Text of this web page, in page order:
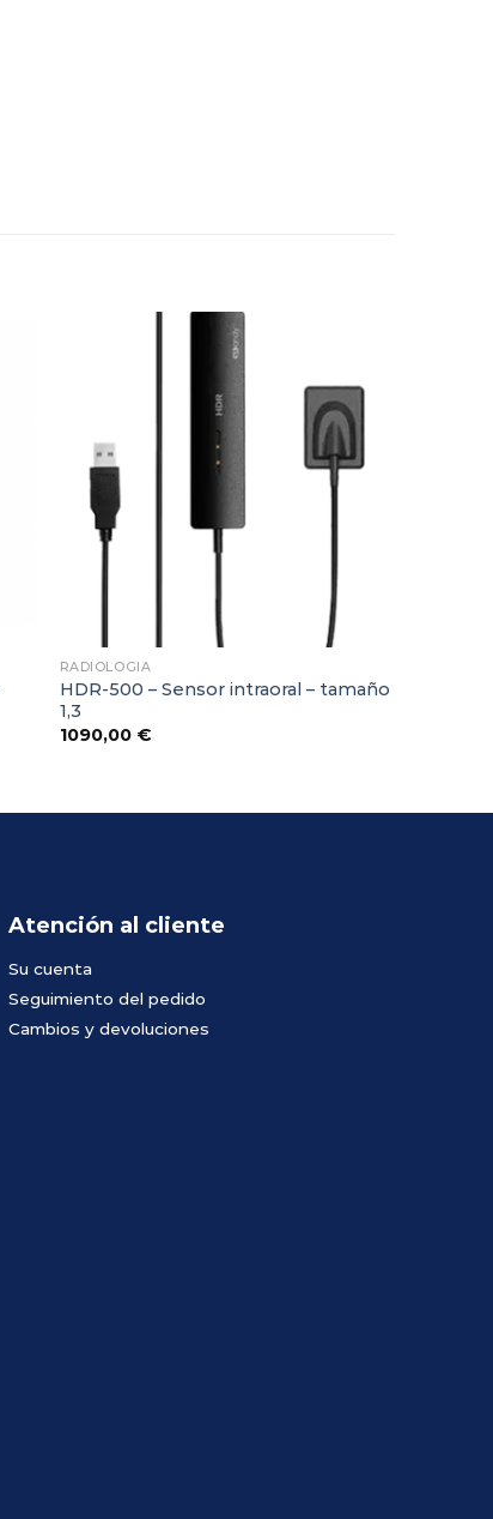
Favoritos
RADIOLOGIA
HDR-500 – Sensor intraoral – tamaño
1,3
1090,00 €
Atención al cliente
Su cuenta
Seguimiento del pedido
Cambios y devoluciones